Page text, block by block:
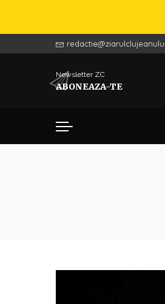
Newsletter ZC
ABONEAZA-TE